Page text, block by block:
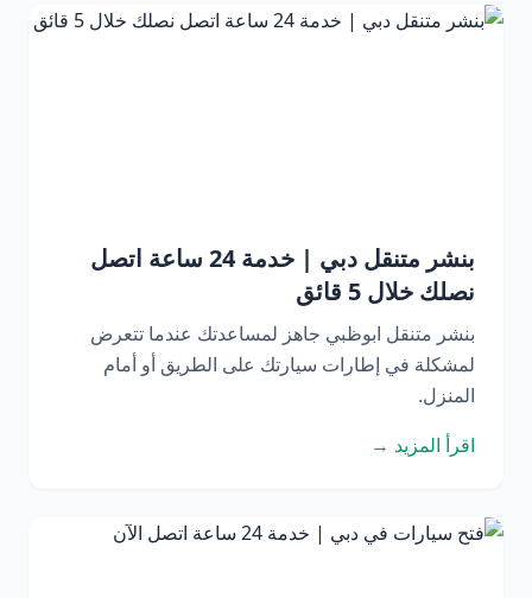
بنشر متنقل دبي | خدمة 24 ساعة اتصل
نصلك خلال 5 قائق
بنشر متنقل ابوظبي جاهز لمساعدتك عندما تتعرض
لمشكلة في إطارات سيارتك على الطريق أو أمام
المنزل.
اقرأ المزيد →